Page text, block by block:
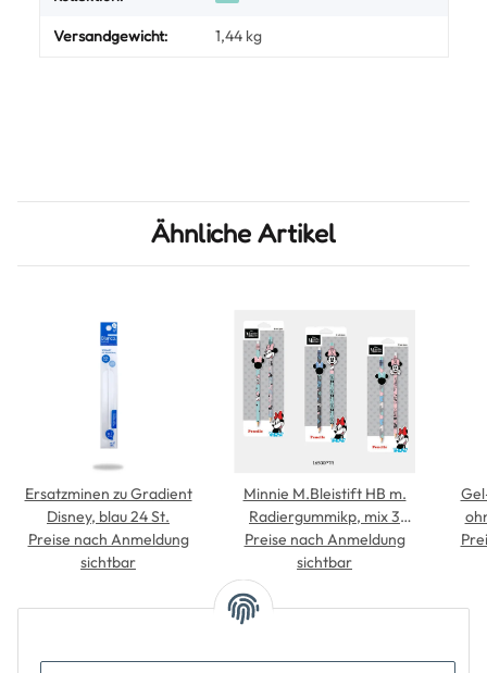
Versandgewicht: 1,44 kg
Ähnliche Artikel
Ersatzminen zu Gradient
Disney, blau 24 St.
Preise nach Anmeldung
sichtbar
Minnie M.Bleistift HB m.
Radiergummikp, mix 3
des. VE 12
Preise nach Anmeldung
sichtbar